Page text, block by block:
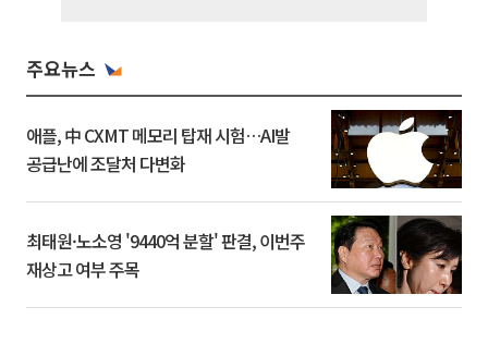
주요뉴스
애플, 中 CXMT 메모리 탑재 시험…AI발
공급난에 조달처 다변화
최태원·노소영 '9440억 분할' 판결, 이번주
재상고 여부 주목